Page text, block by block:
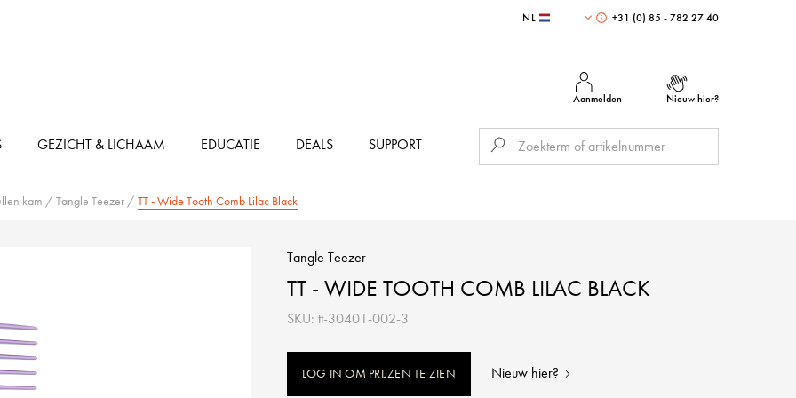
NL +31 (0) 85 - 782 27 40
Aanmelden Nieuw hier?
GEZICHT & LICHAAM EDUCATIE DEALS SUPPORT
kam / Tangle Teezer / TT - Wide Tooth Comb Lilac Black
Tangle Teezer
TT - WIDE TOOTH COMB LILAC BLACK
SKU: tt-30401-002-3
LOG IN OM PRIJZEN TE ZIEN Nieuw hier?